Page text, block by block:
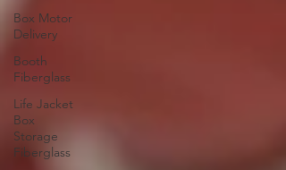
Box Motor
Delivery
Booth
Fiberglass
Life Jacket
Box
Storage
Fiberglass